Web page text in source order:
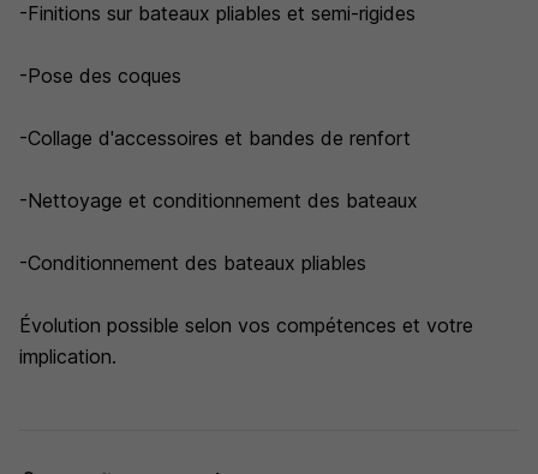
-Finitions sur bateaux pliables et semi-rigides
-Pose des coques
-Collage d'accessoires et bandes de renfort
-Nettoyage et conditionnement des bateaux
-Conditionnement des bateaux pliables
Évolution possible selon vos compétences et votre
implication.